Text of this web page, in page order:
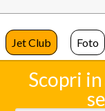
Jet Club Foto
Scopri